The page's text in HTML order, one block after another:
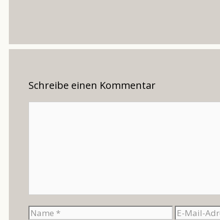
Schreibe einen Kommentar
Name
E-